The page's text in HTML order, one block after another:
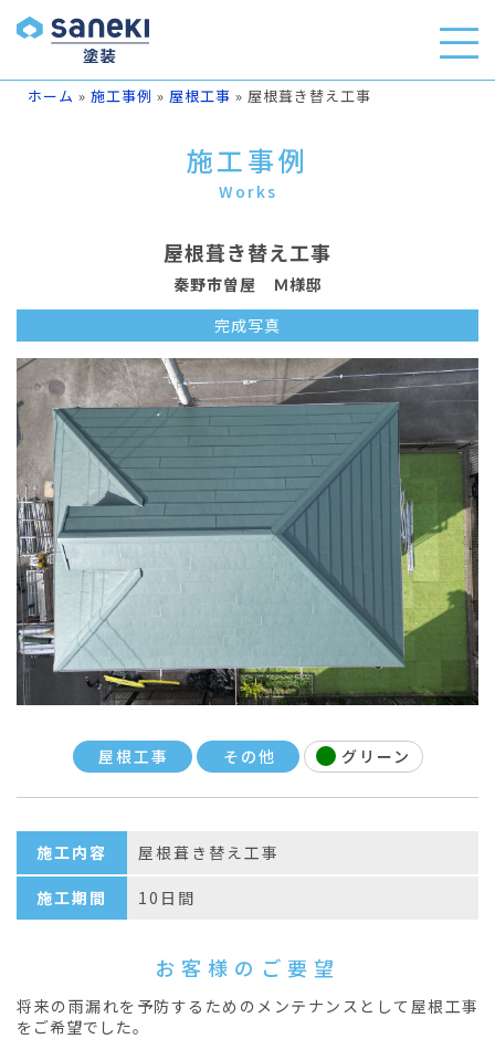
ホーム » 施工事例 » 屋根工事 » 屋根葺き替え工事
施工事例
Works
屋根葺き替え工事
秦野市曽屋 Ｍ様邸
完成写真
屋根工事 その他 グリーン
施工内容 屋根葺き替え工事
施工期間 10日間
お客様のご要望
将来の雨漏れを予防するためのメンテナンスとして屋根工事
をご希望でした。